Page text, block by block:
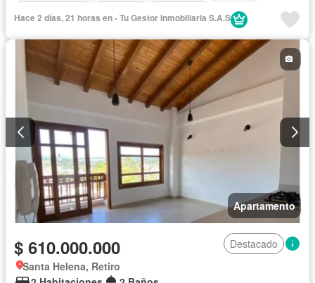
Piscina
Hace 2 días, 21 horas en - Tu Gestor Inmobiliaria S.A.S
Apartamento
$ 610.000.000
Destacado
Santa Helena, Retiro